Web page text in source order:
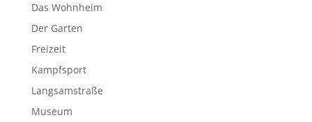
Das Wohnheim
Der Garten
Freizeit
Kampfsport
Langsamstraße
Museum